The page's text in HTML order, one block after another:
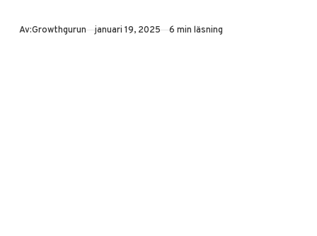
framtida
Av:Growthgurun Publicerad
januari 19, 2025 6 min läsning